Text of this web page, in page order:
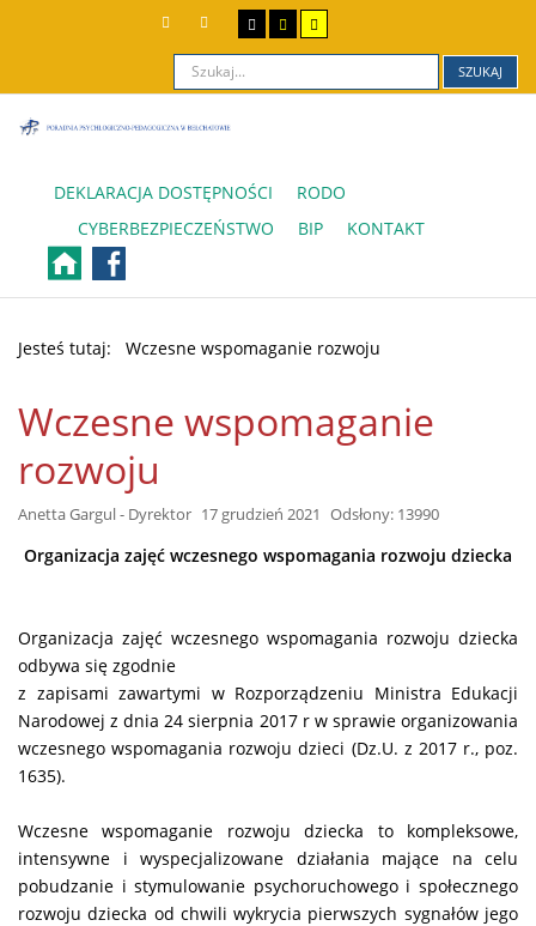
SZUKAJ
DEKLARACJA DOSTĘPNOŚCI
RODO
CYBERBEZPIECZEŃSTWO
BIP KONTAKT
Jesteś tutaj: Wczesne wspomaganie rozwoju
Wczesne wspomaganie
rozwoju
Anetta Gargul - Dyrektor 17 grudzień 2021 Odsłony: 13990
Organizacja zajęć wczesnego wspomagania rozwoju dziecka
Organizacja zajęć wczesnego wspomagania rozwoju dziecka
odbywa się zgodnie
z zapisami zawartymi w Rozporządzeniu Ministra Edukacji
Narodowej z dnia 24 sierpnia 2017 r w sprawie organizowania
wczesnego wspomagania rozwoju dzieci (Dz.U. z 2017 r., poz.
1635).
Wczesne wspomaganie rozwoju dziecka to kompleksowe,
intensywne i wyspecjalizowane działania mające na celu
pobudzanie i stymulowanie psychoruchowego i społecznego
rozwoju dziecka od chwili wykrycia pierwszych sygnałów jego